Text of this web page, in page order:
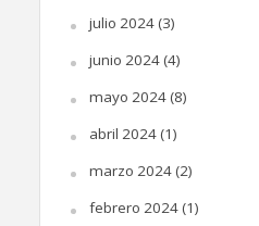
julio 2024(3)
junio 2024(4)
mayo 2024(8)
abril 2024(1)
marzo 2024(2)
febrero 2024(1)